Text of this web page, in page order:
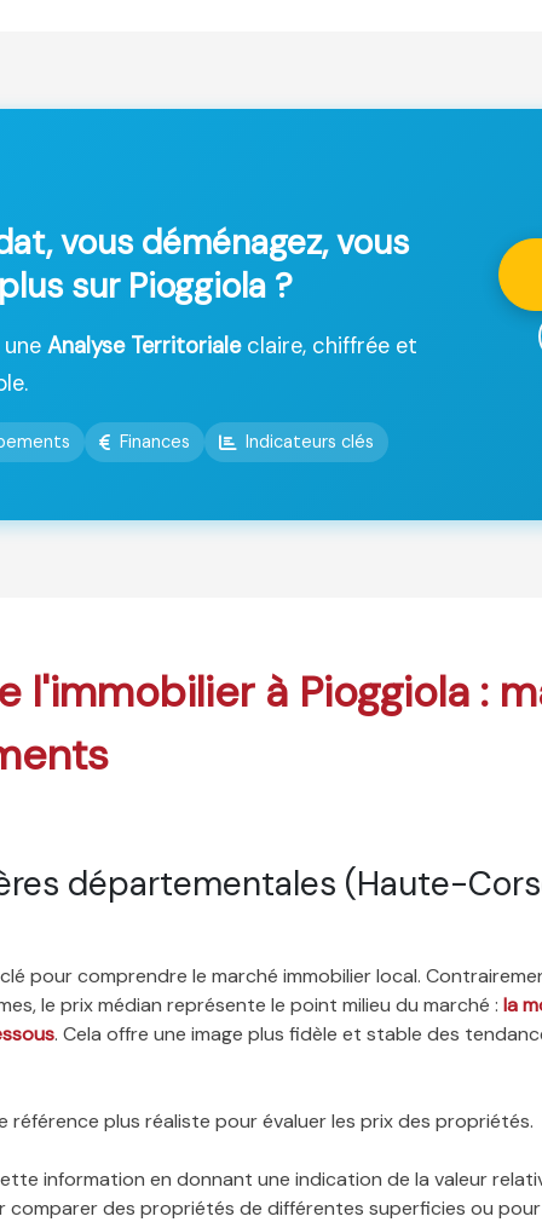
vous déménagez, vous
sur Pioggiola ?
Analyse Territorialeclaire, chiffrée et
Finances Indicateurs clés
l'immobilier à Pioggiola :
départementales (Haute-
pour comprendre le marché immobilier local.
le prix médian représente le point milieu du marché : la
. Cela offre une image plus fidèle et stable des
plus réaliste pour évaluer les prix des propriétés.
information en donnant une indication de la valeur
comparer des propriétés de différentes superficies ou